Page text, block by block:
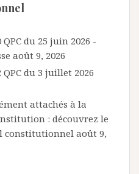
du 25 juin 2026 -
août 9, 2026
QPC du 3 juillet 2026
attachés à la
: découvrez le
constitutionnel août 9,